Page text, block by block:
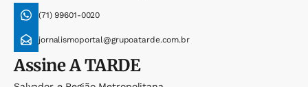
(71) 99601-0020
jornalismoportal@grupoatarde.com.br
AssineA TARDE